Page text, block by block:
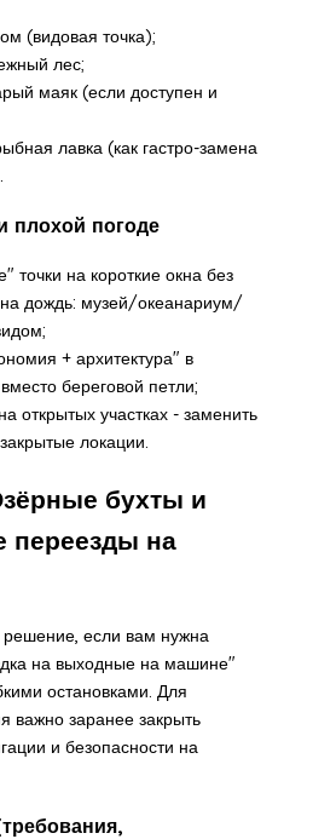
(видовая точка);
лес;
маяк (если доступен и
лавка (как гастро-замена
плохой погоде
точки на короткие окна без
на дождь: музей/океанариум/
+ архитектура" в
береговой петли;
открытых участках - заменить
локации.
бухты и
переезды на
если вам нужна
на выходные на машине"
остановками. Для
важно заранее закрыть
и безопасности на